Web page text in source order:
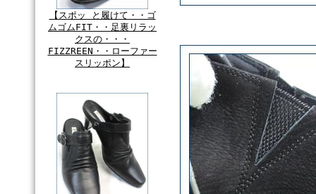
【スポッ と履けて・・ゴ
ムゴムFIT・・足裏リラッ
クスの・・・
FIZZREEN・・ローファー
スリッポン】